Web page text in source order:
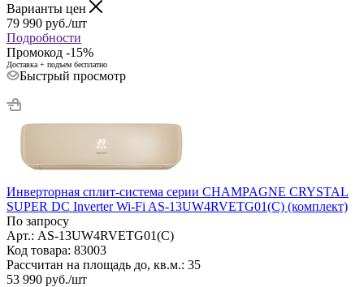
Варианты цен
79 990 руб./шт
Подробности
Промокод -15%
Доставка + подъем бесплатно
Быстрый просмотр
Инверторная сплит-система серии CHAMPAGNE CRYSTAL
SUPER DC Inverter Wi-Fi AS-13UW4RVETG01(C) (комплект)
По запросу
Арт.: AS-13UW4RVETG01(C)
Код товара: 83003
Рассчитан на площадь до, кв.м.: 35
53 990 руб./шт